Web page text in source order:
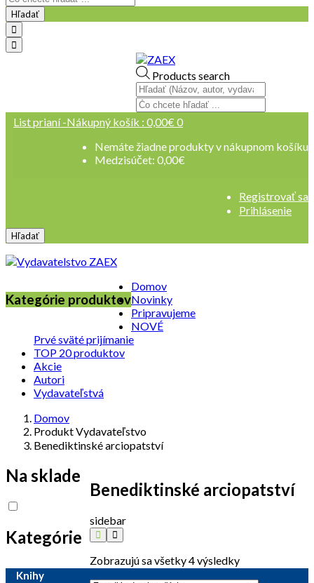
Hľadať
Nákupný košík : 0,00€ 0
Nemáte žiadne produkty v nákupnom košíku
Medzisúčet: 0,00€
List prianí -
Registrovať sa
Prihlásenie
Products search
Hľadať
Kategórie produktov
Domov
Novinky
Pripravujeme
NOVÉ
Prvé sväté prijímanie
TOP 20 produktov
Akcie
Autori
Vydavateľstvá
Domov
Produkt Vydavateľstvo
Benediktinské arciopatství
Benediktinské arciopatství
sidebar
Zobrazujú sa všetky 4 výsledky
Na sklade
Kategórie
Knihy